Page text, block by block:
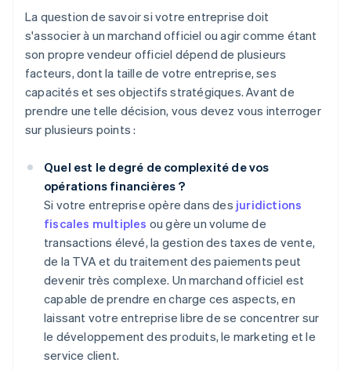
La question de savoir si votre entreprise doit
s'associer à un marchand officiel ou agir comme étant
son propre vendeur officiel dépend de plusieurs
facteurs, dont la taille de votre entreprise, ses
capacités et ses objectifs stratégiques. Avant de
prendre une telle décision, vous devez vous interroger
sur plusieurs points :
Quel est le degré de complexité de vos
opérations financières ?
Si votre entreprise opère dans des juridictions
fiscales multiples ou gère un volume de
transactions élevé, la gestion des taxes de vente,
de la TVA et du traitement des paiements peut
devenir très complexe. Un marchand officiel est
capable de prendre en charge ces aspects, en
laissant votre entreprise libre de se concentrer sur
le développement des produits, le marketing et le
service client.